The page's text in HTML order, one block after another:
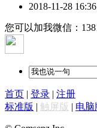
2018-11-28
您可以加我微信：
首页 | 登录 | 注册
标准版 | 触屏版 | 电脑